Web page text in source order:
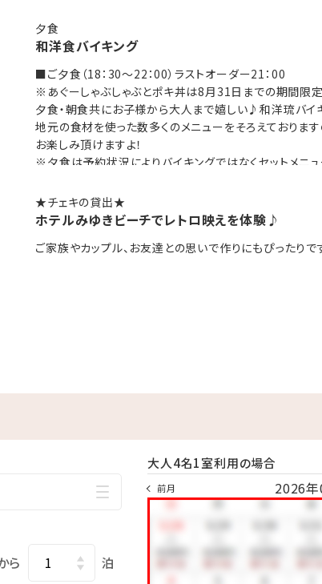
ライベートビーチ♪
のファミリーにもおすすめ
できます！
夕食
和洋食バイキング
■ご夕食（18：30～22：00）ラストオーダー21：00
※あぐーしゃぶしゃぶとポキ丼は8月31日までの期間限定
夕食・朝食共にお子様から大人まで嬉しい♪和洋琉バイ
地元の食材を使った数多くのメニューをそろえております
お楽しみ頂けますよ！
※夕食は予約状況によりバイキングではなくセットメニ
■食事内容についてのご案内
下記の特定日につきましては、夕食の提供方法が日程に
提供内容の変更はできかねますので、あらかじめご了承
8月偶数日：BBQ 奇数日：バイキング
★チェキの貸出★
ホテルみゆきビーチでレトロ映えを体験♪
ご家族やカップル、お友達との思いで作りにもぴったり
ら 泊
大人4名1室利用の場合
前月 2026